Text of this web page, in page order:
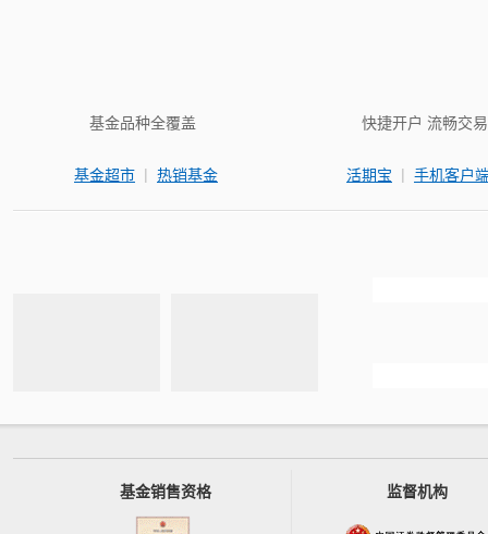
基金品种全覆盖
基金超市 | 热销基金
快捷开户 流畅交易
活期宝 | 手机客户
基金销售资格 监督机构